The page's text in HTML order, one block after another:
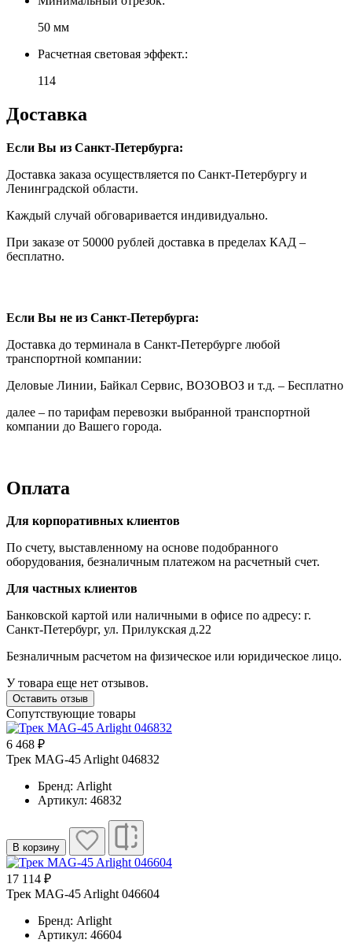
50 мм
Расчетная световая эффект.:
114
Доставка
Если Вы из Санкт-Петербурга:
Доставка заказа осуществляется по Санкт-Петербургу и
Ленинградской области.
Каждый случай обговаривается индивидуально.
При заказе от 50000 рублей доставка в пределах КАД –
бесплатно.
Если Вы не из Санкт-Петербурга:
Доставка до терминала в Санкт-Петербурге любой
транспортной компании:
Деловые Линии, Байкал Сервис, ВОЗОВОЗ и т.д. – Бесплатно
далее – по тарифам перевозки выбранной транспортной
компании до Вашего города.
Оплата
Для корпоративных клиентов
По счету, выставленному на основе подобранного
оборудования, безналичным платежом на расчетный счет.
Для частных клиентов
Банковской картой или наличными в офисе по адресу: г.
Санкт-Петербург, ул. Прилукская д.22
Безналичным расчетом на физическое или юридическое лицо.
У товара еще нет отзывов.
Оставить отзыв
Сопутствующие товары
6 468 ₽
Трек MAG-45 Arlight 046832
Бренд: Arlight
Артикул: 46832
В корзину
17 114 ₽
Трек MAG-45 Arlight 046604
Бренд: Arlight
Артикул: 46604